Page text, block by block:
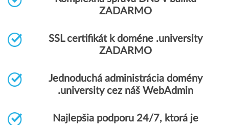
ZADARMO
SSL certifikát k doméne .university
ZADARMO
Jednoduchá administrácia domény
.university cez náš WebAdmin
Najlepšia podporu 24/7, ktorá je